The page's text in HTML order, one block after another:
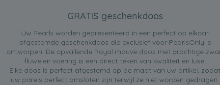
GRATIS geschenkdoos
Uw Pearls worden gepresenteerd in een perfect op elkaar
afgestemde geschenkdoos die exclusief voor PearlsOnly is
ontworpen. De opvallende Royal mauve doos met prachtige
fluwelen voering is een direct teken van kwaliteit en luxe.
Elke doos is perfect afgestemd op de maat van uw artikel, zodat
uw parels perfect omsloten zijn terwijl ze niet worden gedragen.